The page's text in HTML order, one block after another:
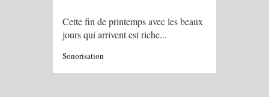
Cette fin de printemps avec les beaux
jours qui arrivent est riche...
Sonorisation